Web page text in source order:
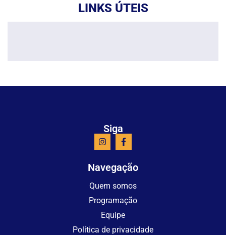
LINKS ÚTEIS
Siga
Navegação
Quem somos
Programação
Equipe
Política de privacidade